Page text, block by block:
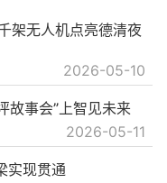
2026-05-10
架无人机点亮德清夜
2026-05-11
故事会”上智见未来
实现贯通